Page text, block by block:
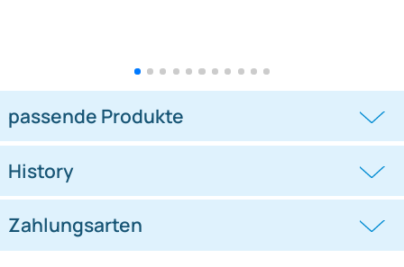
Doppel DIN Radioblende
DXA
Warnblinkschalter
((0))
UVP 69,99 € *62,99 €
Doppel DIN Radioblende
((0))